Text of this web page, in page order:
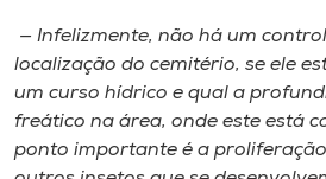
— Infelizmente, não há um
localização do cemitério, se ele
um curso hídrico e qual a
freático na área, onde este está
ponto importante é a